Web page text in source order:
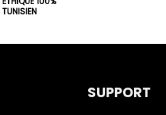
TUNISIEN
SUPPORT